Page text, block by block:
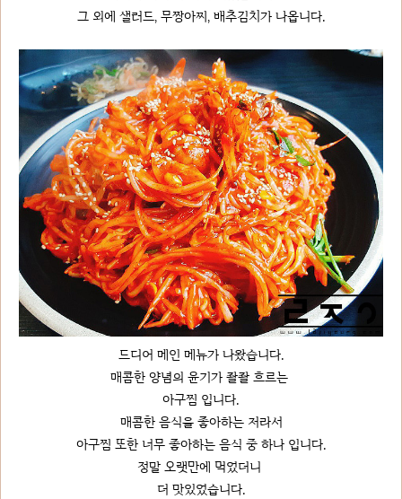
그 외에 샐러드, 무짱아찌, 배추김치가 나옵니다.
드디어 메인 메뉴가 나왔습니다.
매콤한 양념의 윤기가 좔좔 흐르는
아구찜 입니다.
매콤한 음식을 좋아하는 저라서
아구찜 또한 너무 좋아하는 음식 중 하나 입니다.
정말 오랫만에 먹었더니
더 맛있었습니다.